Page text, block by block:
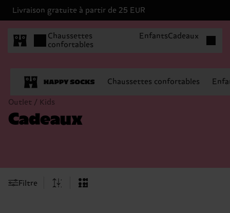
Livraison gratuite à partir de 25 EUR
Chaussettes
confortables
EnfantsCadeaux
Chaussettes confortables
Outlet / Kids
Cadeaux
Filtre